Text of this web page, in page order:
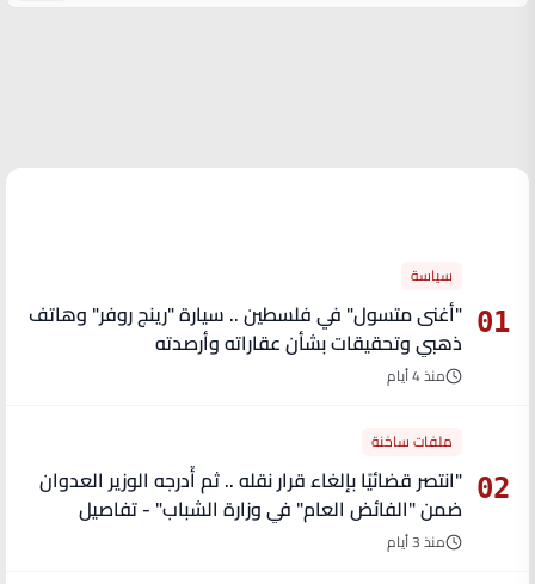
01
سياسة
"أغنى متسول" في فلسطين .. سيارة "رينج روفر" وهاتف
ذهبي وتحقيقات بشأن عقاراته وأرصدته
منذ 4 أيام
02
ملفات ساخنة
"انتصر قضائيًا بإلغاء قرار نقله .. ثم أُدرجه الوزير العدوان
ضمن "الفائض العام" في وزارة الشباب" - تفاصيل
منذ 3 أيام